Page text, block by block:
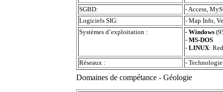
SGBD:
- Access,
Logiciels SIG:
- Map Info,
Systèmes d’exploitation :
- Windows
- MS-DOS
- LINUX:
Réseaux :
-
Domaines de compétance - Géologie